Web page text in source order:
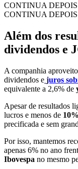
CONTINUA
CONTINUA
Além dos
dividendos e
A companhia
dividendos e juros
equivalente a 2,6% de
Apesar de resultados
lucros e menos de
precificada e sem
Por isso, mantemos
apenas 6% no ano
Ibovespa no mesmo